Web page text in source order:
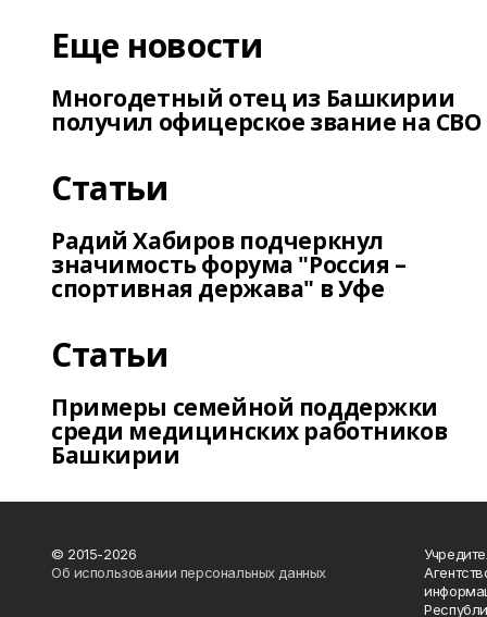
Еще новости
Многодетный отец из Башкирии
получил офицерское звание на СВО
Статьи
Радий Хабиров подчеркнул
значимость форума "Россия –
спортивная держава" в Уфе
Статьи
Примеры семейной поддержки
среди медицинских работников
Башкирии
© 2015-2026
Об использовании персональных данных